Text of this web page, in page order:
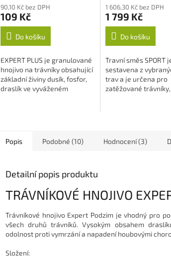
90,10 Kč bez DPH
109 Kč
Do košíku
EXPERT PLUS je granulované
hnojivo na trávníky obsahující
základní živiny dusík, fosfor,
draslík ve vyváženém
produktu
je
5,0
5
hvězdiček.
1 606,30 Kč bez DPH
1 799 Kč
Do košíku
Travní směs SPORT
sestavena z
trav a je určena pro
zatěžované
Popis Podobné (10) Hodnocení (3)
Detailní popis produktu
TRÁVNÍKOVÉ HNOJIVO
Trávníkové hnojivo Expert Podzim je vhodný pro
všech druhů trávníků. Vysokým obsahem
odolnost proti vymrzání a napadení houbovými
Složení: